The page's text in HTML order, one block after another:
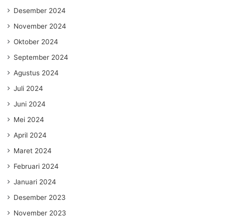
Desember 2024
November 2024
Oktober 2024
September 2024
Agustus 2024
Juli 2024
Juni 2024
Mei 2024
April 2024
Maret 2024
Februari 2024
Januari 2024
Desember 2023
November 2023